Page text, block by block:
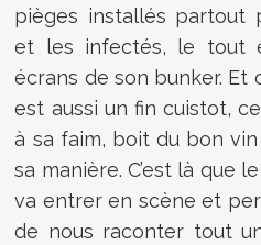
pièges installés partout
et les infectés, le tout
écrans de son bunker. Et
est aussi un fin cuistot,
à sa faim, boit du bon
sa manière. C’est là que
va entrer en scène et
de nous raconter tout